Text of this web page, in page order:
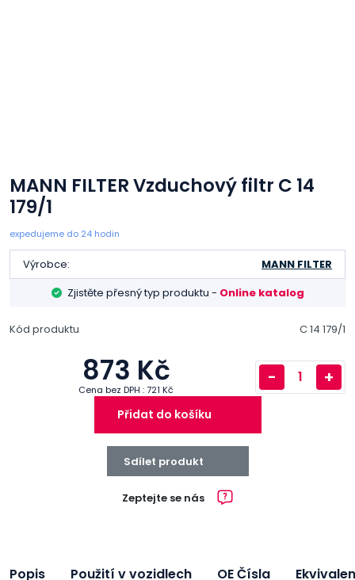
MANN FILTER Vzduchový filtr C 14
179/1
expedujeme do 24 hodin
Výrobce:
MANN FILTER
Zjistěte přesný typ produktu - Online katalog
Kód produktu C 14 179/1
873 Kč
Cena bez DPH : 721 Kč
- +
Přidat do košíku
Zeptejte se nás
Sdílet produkt
Popis Použití v vozidlech OE Čísla